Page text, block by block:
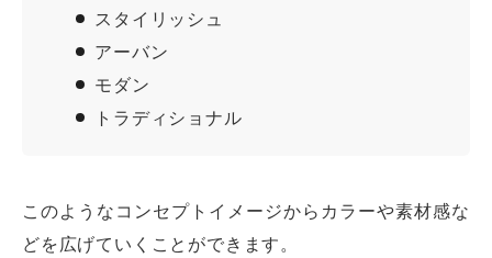
スタイリッシュ
アーバン
モダン
トラディショナル
このようなコンセプトイメージからカラーや素材感な
どを広げていくことができます。